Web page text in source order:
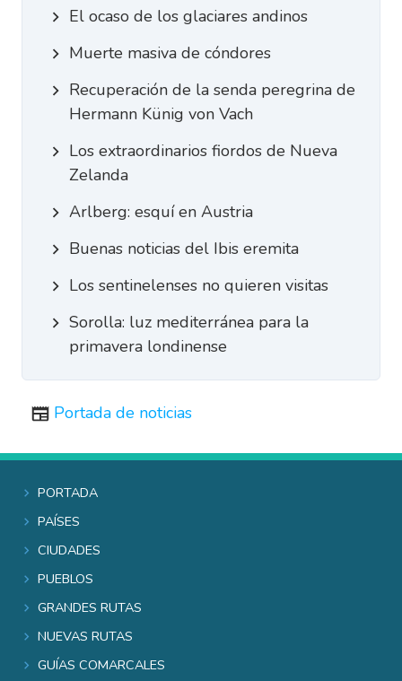
El ocaso de los glaciares andinos
Muerte masiva de cóndores
Recuperación de la senda peregrina de
Hermann Künig von Vach
Los extraordinarios fiordos de Nueva
Zelanda
Arlberg: esquí en Austria
Buenas noticias del Ibis eremita
Los sentinelenses no quieren visitas
Sorolla: luz mediterránea para la
primavera londinense
Portada de noticias
Portada
Países
Ciudades
Pueblos
Grandes rutas
Nuevas rutas
Guías comarcales